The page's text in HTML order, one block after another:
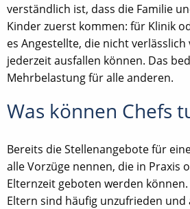
verständlich ist, dass die Familie
Kinder zuerst kommen: für Klinik
es Angestellte, die nicht
jederzeit ausfallen können. Das
Mehrbelastung für alle anderen.
Was können Chefs
Bereits die Stellenangebote für
alle Vorzüge nennen, die in Praxis
Elternzeit geboten werden
Eltern sind häufig unzufrieden und